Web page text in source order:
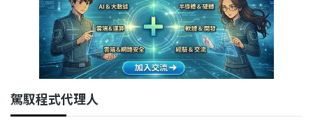
駕馭程式代理人